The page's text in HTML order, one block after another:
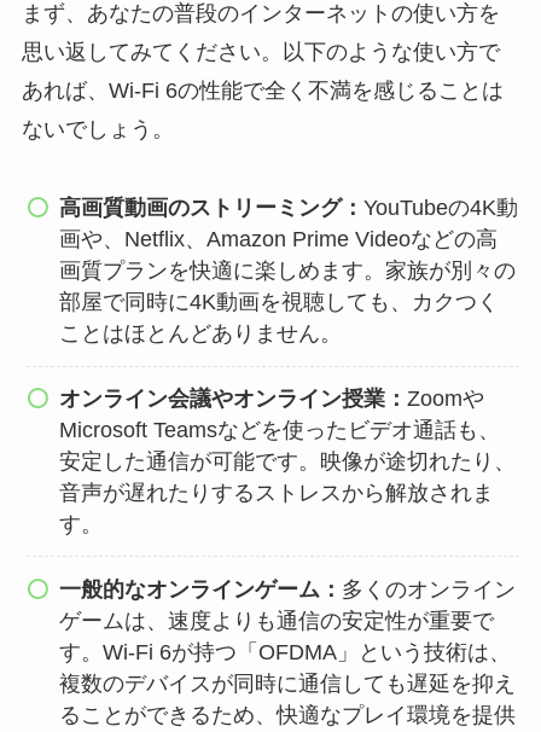
まず、あなたの普段のインターネットの使い方を
思い返してみてください。以下のような使い方で
あれば、Wi-Fi 6の性能で全く不満を感じることは
ないでしょう。
高画質動画のストリーミング：YouTubeの4K動
画や、Netflix、Amazon Prime Videoなどの高
画質プランを快適に楽しめます。家族が別々の
部屋で同時に4K動画を視聴しても、カクつく
ことはほとんどありません。
オンライン会議やオンライン授業：Zoomや
Microsoft Teamsなどを使ったビデオ通話も、
安定した通信が可能です。映像が途切れたり、
音声が遅れたりするストレスから解放されま
す。
一般的なオンラインゲーム： 多くのオンライン
ゲームは、速度よりも通信の安定性が重要で
す。Wi-Fi 6が持つ「OFDMA」という技術は、
複数のデバイスが同時に通信しても遅延を抑え
ることができるため、快適なプレイ環境を提供